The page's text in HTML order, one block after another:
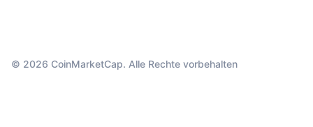
© 2026 CoinMarketCap. Alle Rechte vorbehalten